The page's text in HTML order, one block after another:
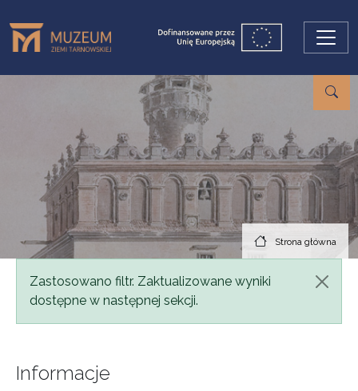
Strona główna
Komunikat
Zastosowano filtr. Zaktualizowane wyniki
dostępne w następnej sekcji.
Informacje